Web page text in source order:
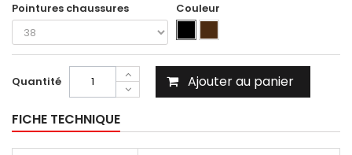
Pointures chaussures Couleur
Quantité Ajouter au panier
FICHE TECHNIQUE